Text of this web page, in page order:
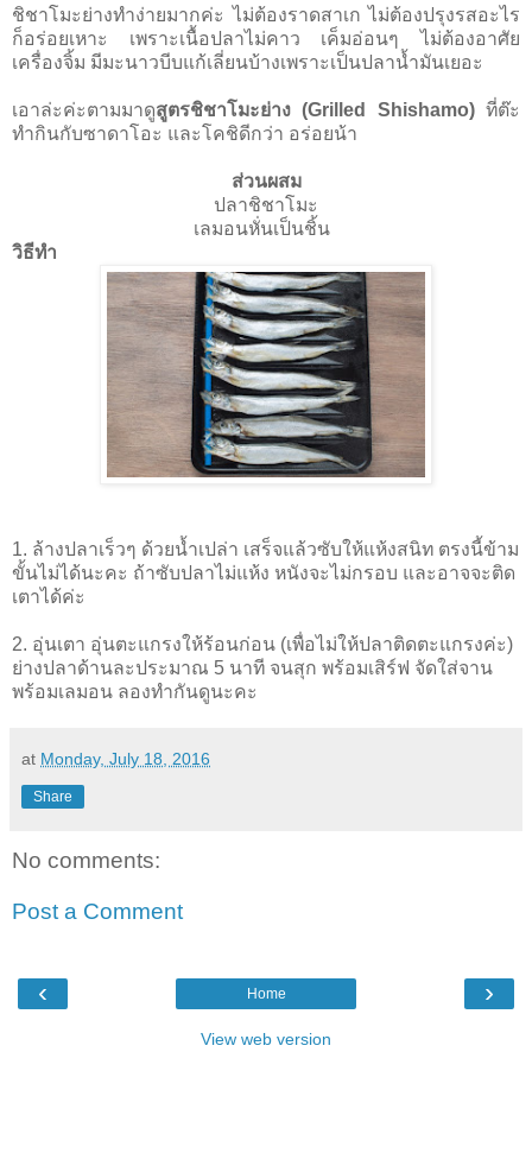
ชิชาโมะย่างทำง่ายมากค่ะ ไม่ต้องราดสาเก ไม่ต้องปรุงรสอะไร
ก็อร่อยเหาะ เพราะเนื้อปลาไม่คาว เค็มอ่อนๆ ไม่ต้องอาศัย
เครื่องจิ้ม มีมะนาวบีบแก้เลี่ยนบ้างเพราะเป็นปลานํ้ามันเยอะ
เอาล่ะค่ะตามมาดูสูตรชิชาโมะย่าง (Grilled Shishamo)ที่ต๊ะ
ทำกินกับซาดาโอะ และโคชิดีกว่า อร่อยน้า
ส่วนผสม
ปลาชิชาโมะ
เลมอนหั่นเป็นชิ้น
วิธีทำ
1. ล้างปลาเร็วๆ ด้วยนํ้าเปล่า เสร็จแล้วซับให้แห้งสนิท ตรงนี้ข้าม
ขั้นไม่ได้นะคะ ถ้าซับปลาไม่แห้ง หนังจะไม่กรอบ และอาจจะติด
เตาได้ค่ะ
2. อุ่นเตา อุ่นตะแกรงให้ร้อนก่อน (เพื่อไม่ให้ปลาติดตะแกรงค่ะ)
ย่างปลาด้านละประมาณ 5 นาที จนสุก พร้อมเสิร์ฟ จัดใส่จาน
พร้อมเลมอน ลองทำกันดูนะคะ
at Monday, July 18, 2016
Share
No comments:
Post a Comment
‹ ›
Home
View web version